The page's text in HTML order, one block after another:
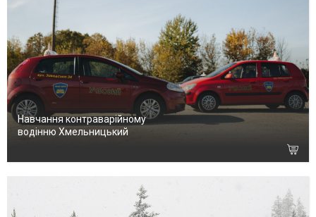
Навчання контраварійному
водінню Хмельницький